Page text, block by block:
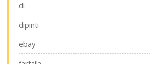
di
dipinti
ebay